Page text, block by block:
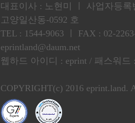
대표이사 : 노현미 ㅣ 사업자등록
고양일산동-0592 호
TEL : 1544-9063 ㅣ FAX : 02-
eprintland@daum.net
웹하드 아이디 : eprint / 패스워드
COPYRIGHT(c) 2016 eprint.land.